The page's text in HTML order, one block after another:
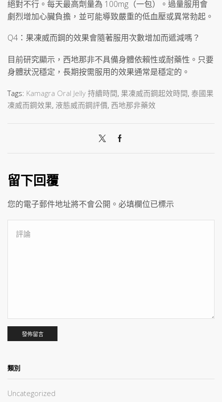
絕對不行。每天最高劑量為 100mg（一包）。過量服用會
劇烈增加心臟負擔，並可能導致嚴重的低血壓或異常勃起。
Q4：果凍威而鋼的效果會隨著服用次數增加而遞減嗎？
目前研究顯示，西地那非不具備身體依賴性或耐藥性。只要
身體狀況穩定，長期按需服用的效果通常是穩定的。
Tags: Kamagra Oral Jelly 持續時間, 果凍威而鋼起效時間, 泰國果
凍威而鋼效果, 液態威而鋼評價, 西地那非藥效
留下回覆
您的電子郵件地址將不會公開。必填欄位已標示
類別
Uncategorized